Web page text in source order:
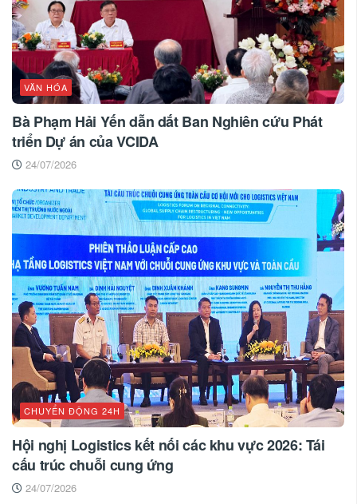
VĂN HÓA
Bà Phạm Hải Yến dẫn dắt Ban Nghiên cứu Phát
triển Dự án của VCIDA
24/07/2026
CHUYỂN ĐỘNG 24H
Hội nghị Logistics kết nối các khu vực 2026: Tái
cấu trúc chuỗi cung ứng
24/07/2026